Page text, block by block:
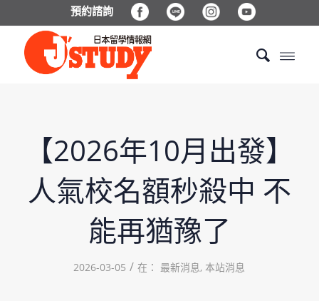
預約諮詢
【2026年10月出發】
人氣校名額秒殺中 不
能再猶豫了
2026-03-05 / 在： 最新消息, 本站消息